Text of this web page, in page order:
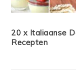
20 x Italiaanse
Recepten